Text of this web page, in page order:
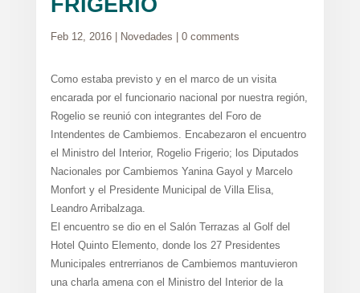
Feb 12, 2016| Novedades 0 comments
Como estaba previsto y en el marco de un visita
encarada por el funcionario nacional por nuestra región,
Rogelio se reunió con integrantes del Foro de
Intendentes de Cambiemos. Encabezaron el encuentro
el Ministro del Interior, Rogelio Frigerio; los Diputados
Nacionales por Cambiemos Yanina Gayol y Marcelo
Monfort y el Presidente Municipal de Villa Elisa,
Leandro Arribalzaga.
El encuentro se dio en el Salón Terrazas al Golf del
Hotel Quinto Elemento, donde los 27 Presidentes
Municipales entrerrianos de Cambiemos mantuvieron
una charla amena con el Ministro del Interior de la